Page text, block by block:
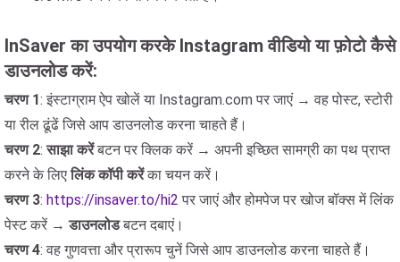
InSaver का उपयोग करके Instagram वीडियो या फ़ोटो कैसे
डाउनलोड करें:
चरण 1: इंस्टाग्राम ऐप खोलें या Instagram.com पर जाएं → वह पोस्ट, स्टोरी
या रील ढूंढें जिसे आप डाउनलोड करना चाहते हैं।
चरण 2:साझा करेंबटन पर क्लिक करें → अपनी इच्छित सामग्री का पथ प्राप्त
करने के लिएलिंक कॉपी करेंका चयन करें।
चरण 3: https://insaver.to/hi2 पर जाएं और होमपेज पर खोज बॉक्स में लिंक
पेस्ट करें →डाउनलोडबटन दबाएं।
चरण 4: वह गुणवत्ता और प्रारूप चुनें जिसे आप डाउनलोड करना चाहते हैं।